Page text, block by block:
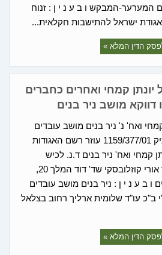
7/4, ירושלים המערער-המבקש ו ב ע נ י ן : זנוח
ישראל להתישבות חקלאית...
הדין המלא »
קמחי ואחרים כחברים
דווקא מושב ניר בנים
377/01 יונתן קמחי ואח' נ' ניר בנים מושב עובדים
בפני עו"ד לאה רוזנטל תיק 1159/377/01 עוזר רשם האגודות
קמחי ואח' ניר בנים ד.נ. לכיש
צפון79525- ע"י ב"כ עו"ד אורי קוזלובסקי שד' דוד המלך 20,
התובעים ו ב ע נ י ן : ניר בנים מושב עובדים
צפון79525- ע"י ב"כ עו"ד שלומית ארליך רחוב בצלאל
הדין המלא »